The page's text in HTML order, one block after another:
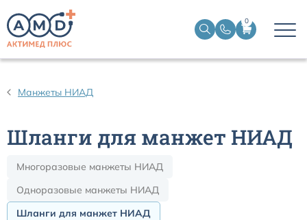
0
Манжеты НИАД
Шланги для манжет НИАД
Многоразовые манжеты НИАД
Одноразовые манжеты НИАД
Шланги для манжет НИАД
Кабели пациента ЭКГ